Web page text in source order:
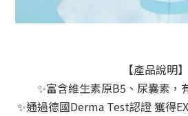
【產品說明】
✨富含維生素原B5、尿囊素，
✨通過德國Derma Test認證 獲得